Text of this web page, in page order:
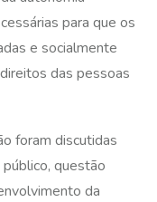
para que os
e socialmente
das pessoas
foram discutidas
questão
da